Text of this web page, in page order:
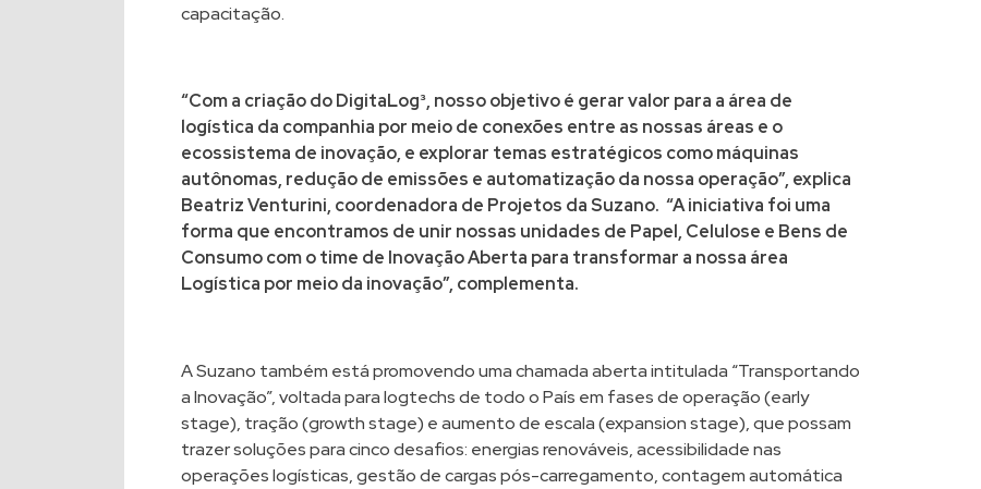
capacitação.
“Com a criação do DigitaLog³, nosso objetivo é gerar valor para a área de
logística da companhia por meio de conexões entre as nossas áreas e o
ecossistema de inovação, e explorar temas estratégicos como máquinas
autônomas, redução de emissões e automatização da nossa operação”, explica
Beatriz Venturini, coordenadora de Projetos da Suzano. “A iniciativa foi uma
forma que encontramos de unir nossas unidades de Papel, Celulose e Bens de
Consumo com o time de Inovação Aberta para transformar a nossa área
Logística por meio da inovação”, complementa.
A Suzano também está promovendo uma chamada aberta intitulada “Transportando
a Inovação”, voltada para logtechs de todo o País em fases de operação (early
stage), tração (growth stage) e aumento de escala (expansion stage), que possam
trazer soluções para cinco desafios: energias renováveis, acessibilidade nas
operações logísticas, gestão de cargas pós-carregamento, contagem automática